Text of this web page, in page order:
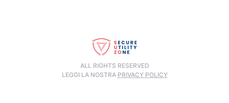
ALL RIGHTS RESERVED
LEGGI LA NOSTRA PRIVACY POLICY